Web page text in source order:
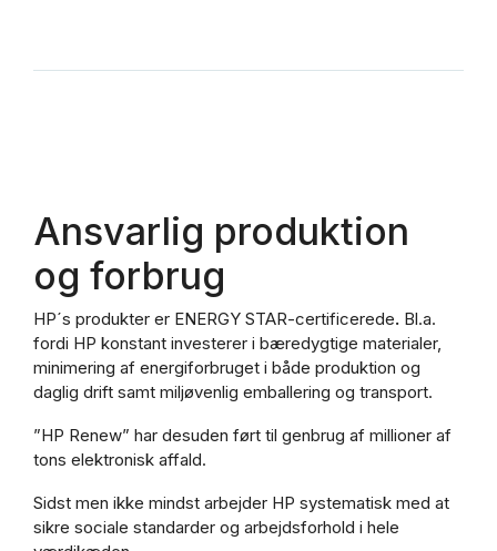
Ansvarlig produktion
og forbrug
HP´s produkter er ENERGY STAR-certificerede. Bl.a.
fordi HP konstant investerer i bæredygtige materialer,
minimering af energiforbruget i både produktion og
daglig drift samt miljøvenlig emballering og transport.
”HP Renew” har desuden ført til genbrug af millioner af
tons elektronisk affald.
Sidst men ikke mindst arbejder HP systematisk med at
sikre sociale standarder og arbejdsforhold i hele